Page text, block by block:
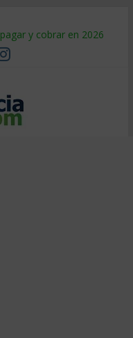
y cobrar en 2026
sale tan caro
a tiempo
qué hacer
segmentarlo y venderle